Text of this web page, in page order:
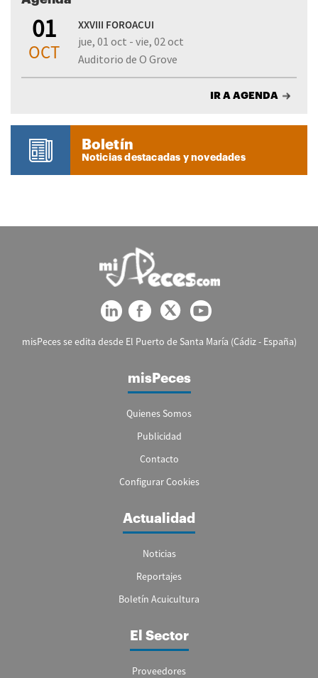
01
OCT
XXVIII FOROACUI
jue, 01 oct - vie, 02 oct
Auditorio de O Grove
IR A AGENDA
Boletín
Noticias destacadas y novedades
misPeces se edita desde El Puerto de Santa María (Cádiz - España)
misPeces
Quienes Somos
Publicidad
Contacto
Configurar Cookies
Actualidad
Noticias
Reportajes
Boletín Acuicultura
El Sector
Proveedores